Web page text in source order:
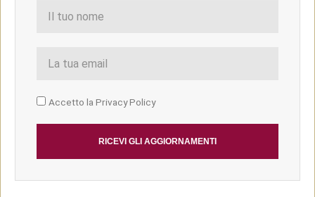
Accetto la Privacy Policy
RICEVI GLI AGGIORNAMENTI